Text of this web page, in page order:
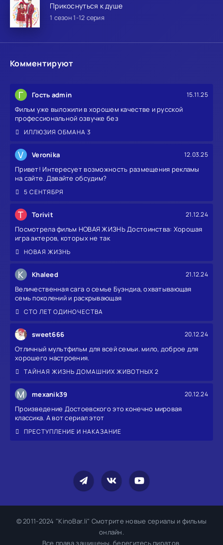
Прикоснуться к душе
1 сезон 1-12 серия
Комментируют
Г Гость admin 15.11.25
Фильм уже выложили в хорошем качестве и русской
профессиональной озвучке без
ИЛЛЮЗИЯ ОБМАНА 3
V Veronika 12.03.25
Привет! Интересует возможность размещения рекламы
на сайте. Давайте обсудим?
5 СЕНТЯБРЯ
T Torivit 21.12.24
Посмотрела фильм НОВАЯ ЖИЗНЬ Достоинства: Хорошая
игра актеров, которых не так
НОВАЯ ЖИЗНЬ
K Khaleed 21.12.24
Величественная сага о семье Буэндиа, охватывающая
семь поколений и раскрывающая
СТО ЛЕТ ОДИНОЧЕСТВА
sweet666 20.12.24
Отличный мультфильм для всей семьи. мило, доброе для
хорошего настроения.
ТАЙНАЯ ЖИЗНЬ ДОМАШНИХ ЖИВОТНЫХ 2
M mexanik39 20.12.24
Произведение Достоевского это конечно мировая
классика. А вот сериал этот
ПРЕСТУПЛЕНИЕ И НАКАЗАНИЕ
© 2011-2024 "KinoBar.li" Смотрите новые сериалы и фильмы
онлайн.
Все права защищены, берегитесь пиратов.